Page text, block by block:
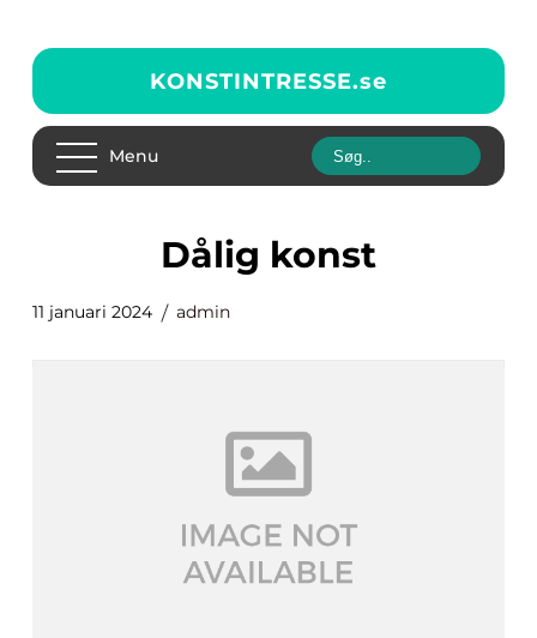
KONSTINTRESSE.se
Menu
dålig konst
11 januari 2024 admin